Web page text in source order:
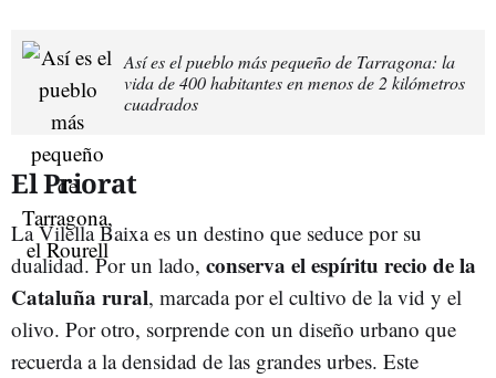
Así es el pueblo más pequeño de Tarragona: la
vida de 400 habitantes en menos de 2 kilómetros
cuadrados
El Priorat
La Vilella Baixa es un destino que seduce por su
dualidad. Por un lado, conserva el espíritu recio de la
Cataluña rural, marcada por el cultivo de la vid y el
olivo. Por otro, sorprende con un diseño urbano que
recuerda a la densidad de las grandes urbes. Este